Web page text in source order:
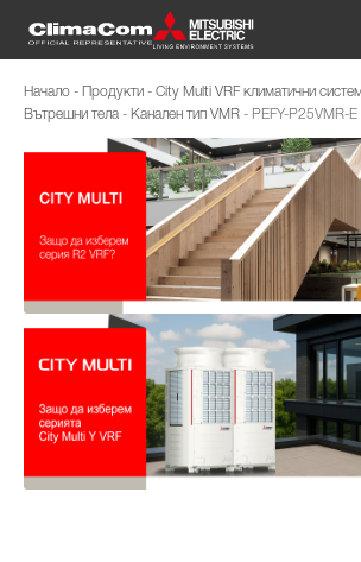
Начало - Продукти - City Multi VRF климатични
Вътрешни тела - Канален тип VMR - PEFY-P25VMR-E